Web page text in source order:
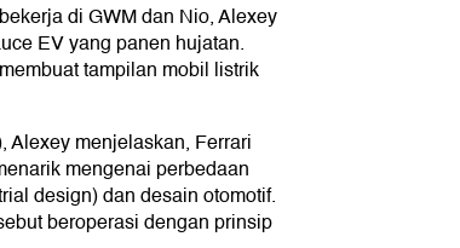
di GWM dan Nio, Alexey
EV yang panen hujatan.
tampilan mobil listrik
Alexey menjelaskan, Ferrari
mengenai perbedaan
design) dan desain otomotif.
beroperasi dengan prinsip